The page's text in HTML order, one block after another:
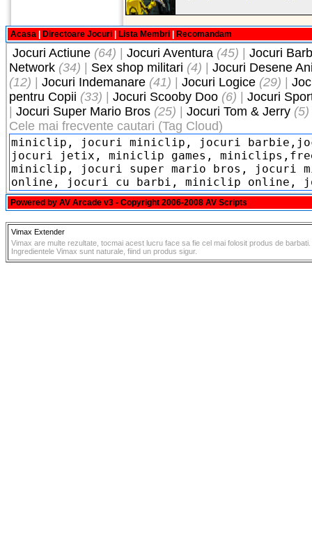
Acasa Directoare Jocuri Lista Membri Recomandam
Jocuri Actiune (64) Jocuri Aventura (45)
Jocuri
Network (34) Sex shop militari (4)
Jocuri Desene
(12)
Jocuri Indemanare (41) Jocuri Logice (29)
pentru Copii (33) Jocuri Scooby Doo (6)
Jocuri
Jocuri Super Mario Bros (25) Jocuri Tom & Jerry (5)
Cele mai frecvente cautari (Tag Cloud)
Powered by AV Arcade v3 - Copyright 2006-2008 AV Scripts
Vimax Extender
Vimax are multe rezultate, tocmai acest lucru face sa fie cel mai folosit produs de barbati.
Ingredientele Vimax sunt naturale, fiind un produs sigur.